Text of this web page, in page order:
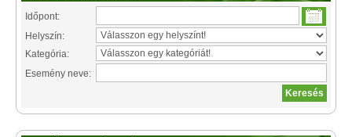
Időpont:
Helyszín:
Kategória:
Esemény neve: